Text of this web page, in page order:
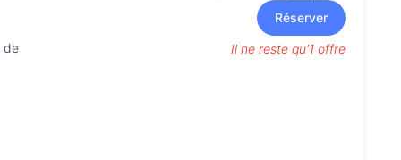
de
Réserver
Il ne reste qu'1 offre